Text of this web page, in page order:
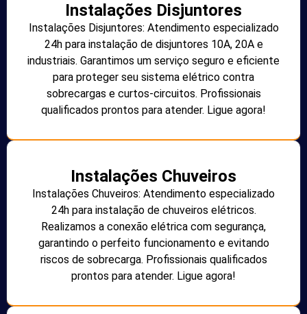
Instalações Disjuntores
Instalações Disjuntores: Atendimento especializado
24h para instalação de disjuntores 10A, 20A e
industriais. Garantimos um serviço seguro e eficiente
para proteger seu sistema elétrico contra
sobrecargas e curtos-circuitos. Profissionais
qualificados prontos para atender. Ligue agora!
Instalações Chuveiros
Instalações Chuveiros: Atendimento especializado
24h para instalação de chuveiros elétricos.
Realizamos a conexão elétrica com segurança,
garantindo o perfeito funcionamento e evitando
riscos de sobrecarga. Profissionais qualificados
prontos para atender. Ligue agora!